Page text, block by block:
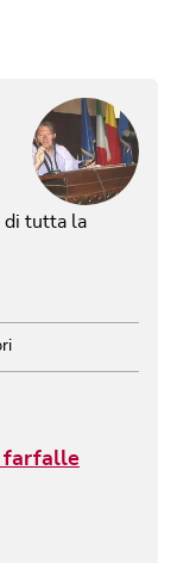
di tutta la
farfalle